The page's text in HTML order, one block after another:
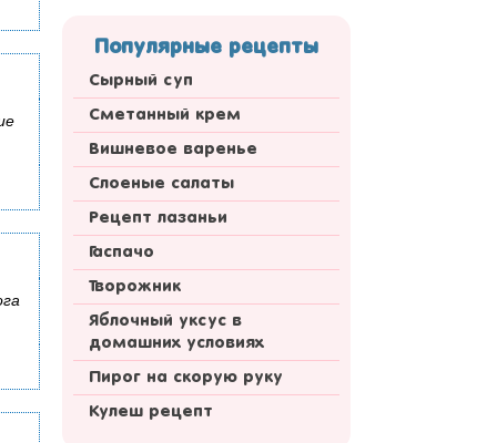
Популярные рецепты
Сырный суп
Сметанный крем
Вишневое варенье
Слоеные салаты
Рецепт лазаньи
Гаспачо
Творожник
Яблочный уксус в
домашних условиях
Пирог на скорую руку
Кулеш рецепт